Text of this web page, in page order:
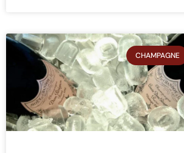
CHAMPAGNE